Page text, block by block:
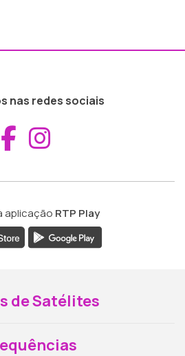
nas redes sociais
Aceder ao
aplicação RTP Play
de Satélites